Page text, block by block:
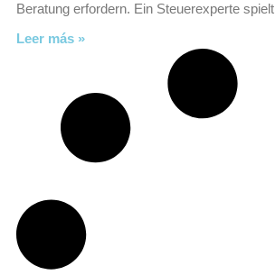
Beratung erfordern. Ein Steuerexperte spielt
Leer más »